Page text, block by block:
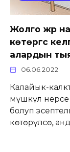
Жолго жүрүү
көтөргүсү
алардын
06.06.2022
Калайык-
мүшкүл нерсе
болуп
көтөрүлсө,